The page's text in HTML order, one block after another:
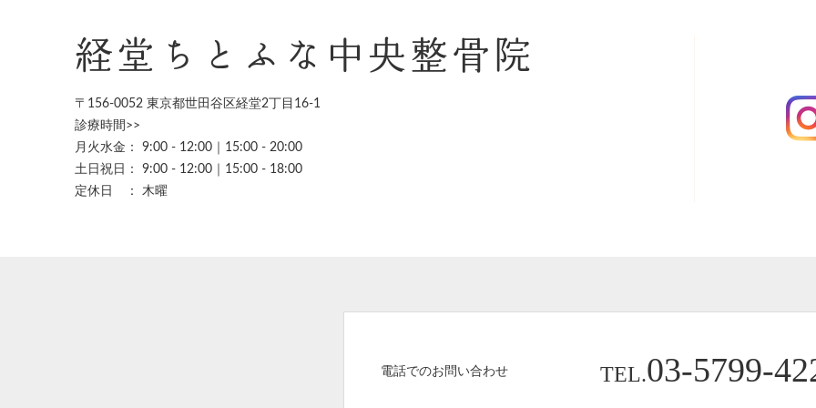
経堂ちとふな中央整骨院
〒156-0052 東京都世田谷区経堂2丁目16-1
診療時間>>
月火水金： 9:00 - 12:00｜15:00 - 20:00
土日祝日： 9:00 - 12:00｜15:00 - 18:00
定休日 ： 木曜
電話でのお問い合わせ TEL.03-5799-